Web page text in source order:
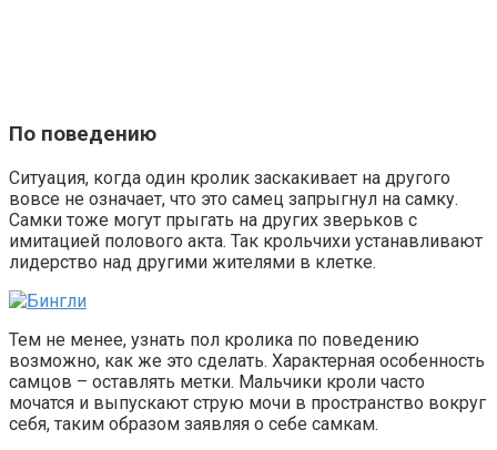
По поведению
Ситуация, когда один кролик заскакивает на другого
вовсе не означает, что это самец запрыгнул на самку.
Самки тоже могут прыгать на других зверьков с
имитацией полового акта. Так крольчихи устанавливают
лидерство над другими жителями в клетке.
Тем не менее, узнать пол кролика по поведению
возможно, как же это сделать. Характерная особенность
самцов – оставлять метки. Мальчики кроли часто
мочатся и выпускают струю мочи в пространство вокруг
себя, таким образом заявляя о себе самкам.